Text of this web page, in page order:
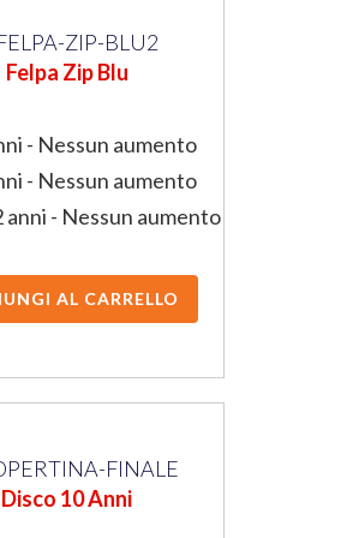
Felpa Zip Blu
- Nessun aumento
- Nessun aumento
anni - Nessun aumento
Disco 10 Anni